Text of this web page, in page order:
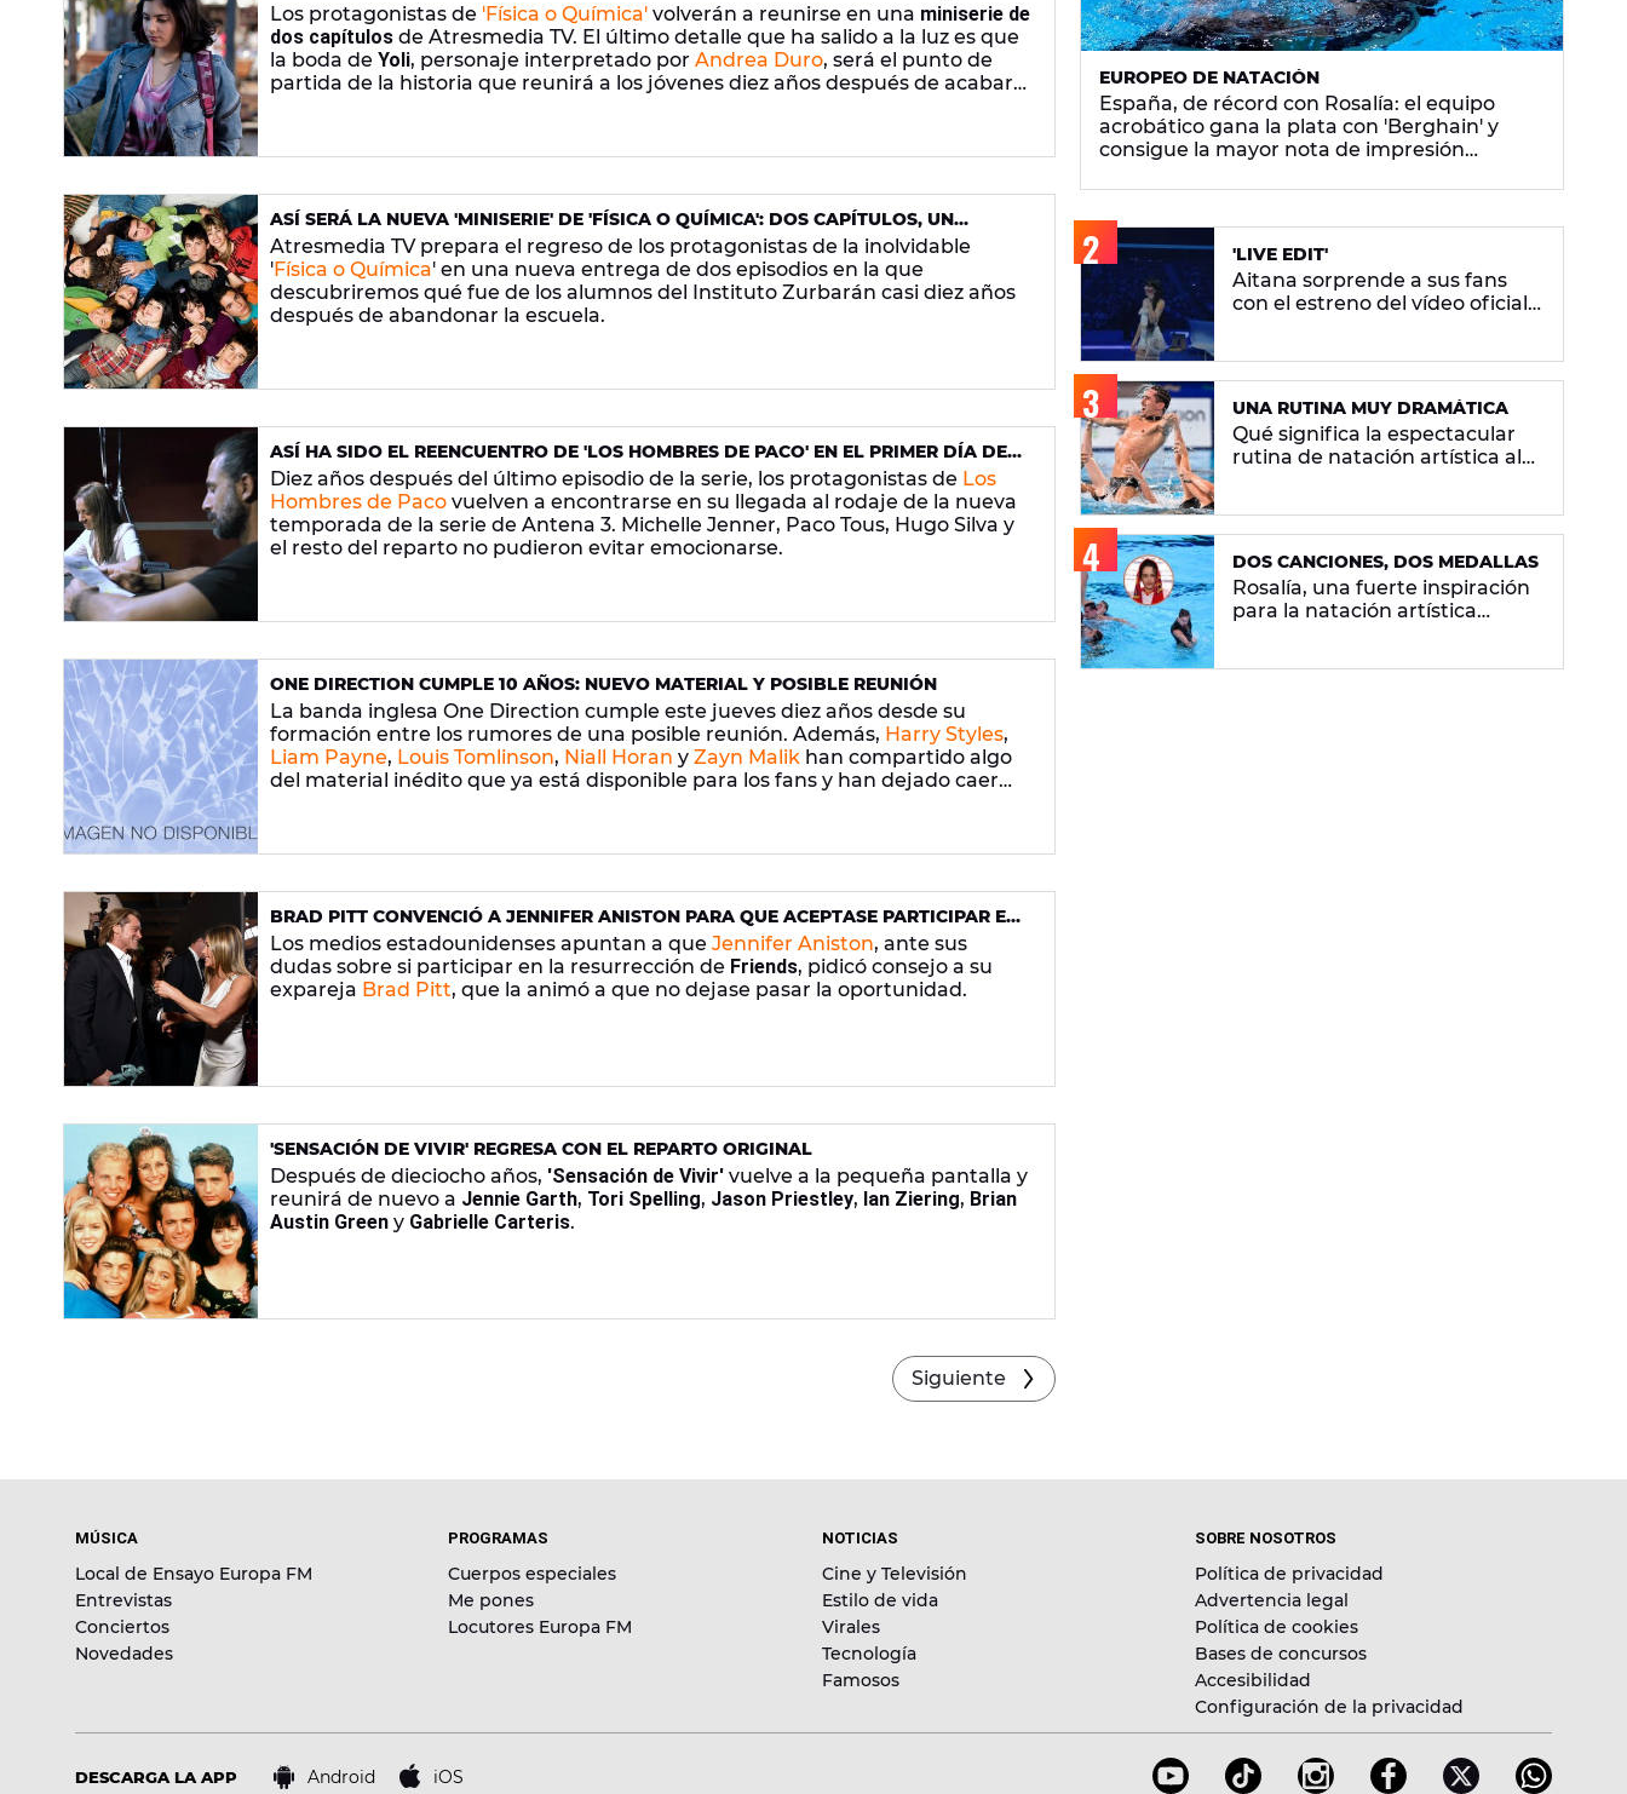
Los protagonistas de 'Física o Química' volverán a reunirse en una miniserie de
dos capítulos de Atresmedia TV. El último detalle que ha salido a la luz es que
la boda de Yoli, personaje interpretado por Andrea Duro, será el punto de
partida de la historia que reunirá a los jóvenes diez años después de acabar
ASÍ SERÁ LA NUEVA 'MINISERIE' DE 'FÍSICA O QUÍMICA': DOS CAPÍTULOS, UN
SECRETO Y UN GRUPO DE AMIGOS
Atresmedia TV prepara el regreso de los protagonistas de la inolvidable
'Física o Química' en una nueva entrega de dos episodios en la que
descubriremos qué fue de los alumnos del Instituto Zurbarán casi diez años
después de abandonar la escuela.
ASÍ HA SIDO EL REENCUENTRO DE 'LOS HOMBRES DE PACO' EN EL PRIMER DÍA DE
RODAJE
Diez años después del último episodio de la serie, los protagonistas de Los
Hombres de Paco vuelven a encontrarse en su llegada al rodaje de la nueva
temporada de la serie de Antena 3. Michelle Jenner, Paco Tous, Hugo Silva y
el resto del reparto no pudieron evitar emocionarse.
ONE DIRECTION CUMPLE 10 AÑOS: NUEVO MATERIAL Y POSIBLE REUNIÓN
La banda inglesa One Direction cumple este jueves diez años desde su
formación entre los rumores de una posible reunión. Además, Harry Styles,
Liam Payne, Louis Tomlinson, Niall Horan y Zayn Malik han compartido algo
del material inédito que ya está disponible para los fans y han dejado caer
BRAD PITT CONVENCIÓ A JENNIFER ANISTON PARA QUE ACEPTASE PARTICIPAR EN
EL REGRESO DE 'FRIENDS'
Los medios estadounidenses apuntan a que Jennifer Aniston, ante sus
dudas sobre si participar en la resurrección de Friends, pidicó consejo a su
expareja Brad Pitt, que la animó a que no dejase pasar la oportunidad.
'SENSACIÓN DE VIVIR' REGRESA CON EL REPARTO ORIGINAL
Después de dieciocho años, 'Sensación de Vivir' vuelve a la pequeña pantalla y
reunirá de nuevo a Jennie Garth, Tori Spelling, Jason Priestley, Ian Ziering, Brian
Austin Green y Gabrielle Carteris.
Siguiente
EUROPEO DE NATACIÓN
España, de récord con Rosalía: el equipo
acrobático gana la plata con 'Berghain' y
consigue la mayor nota de impresión
'LIVE EDIT'
Aitana sorprende a sus fans
con el estreno del vídeo oficial
UNA RUTINA MUY DRAMÁTICA
Qué significa la espectacular
rutina de natación artística al
DOS CANCIONES, DOS MEDALLAS
Rosalía, una fuerte inspiración
para la natación artística
MÚSICA
Local de Ensayo Europa FM
Entrevistas
Conciertos
Novedades
PROGRAMAS
Cuerpos especiales
Me pones
Locutores Europa FM
NOTICIAS
Cine y Televisión
Estilo de vida
Virales
Tecnología
Famosos
SOBRE NOSOTROS
Política de privacidad
Advertencia legal
Política de cookies
Bases de concursos
Accesibilidad
Configuración de la privacidad
DESCARGA LA APP Android iOS